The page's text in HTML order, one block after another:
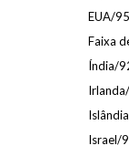
EUA/95
Faixa
Índia/
Israel/